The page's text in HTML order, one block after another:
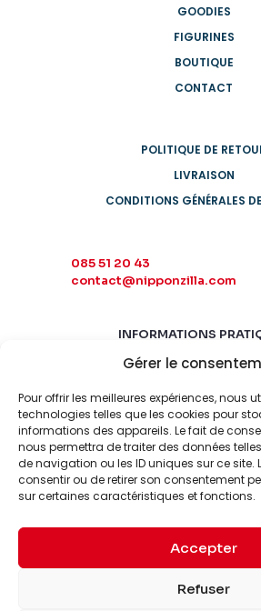
Gérer le
Pour offrir les meilleures expériences, nous
technologies telles que les cookies pour
informations des appareils. Le fait de
nous permettra de traiter des données
de navigation ou les ID uniques sur ce site.
consentir ou de retirer son consentement
sur certaines caractéristiques et fonctions.
Accepter
Refuser
GOODIES
FIGURINES
BOUTIQUE
CONTACT
POLITIQUE DE
LIVRAISON
CONDITIONS GÉNÉRALES
085 51 20 43
contact@nipponzilla.com
INFORMATIONS
MARDI-SAMEDI
LUNDI-DIMANCHE
FERMÉ
© 2026 Nipponzilla. Tous
Mentions